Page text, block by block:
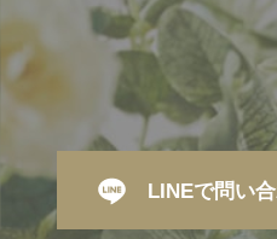
LINEで問い